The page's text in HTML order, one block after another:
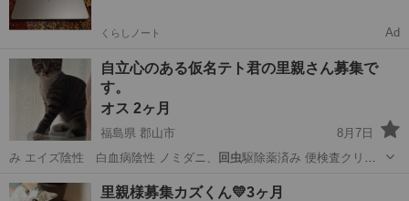
くらしノート Ad
自立心のある仮名テト君の里親さん募集で
す。
オス 2ヶ月
福島県 郡山市
8月7日
み エイズ陰性 白血病陰性 ノミダニ、
回虫駆除薬済み 便検査クリア
福島 郡山市 猫
里親様募集カズくん💛3ヶ月